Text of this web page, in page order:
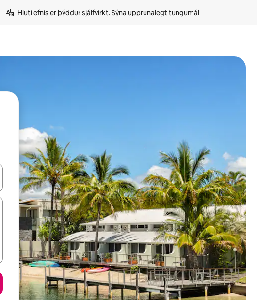
Hluti efnis er þýddur sjálfvirkt. Sýna upprunalegt tungumál
örvalyklana eða skoða með því að snerta eða strjúka.